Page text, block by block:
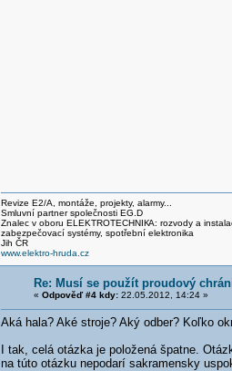
Revize E2/A, montáže, projekty, alarmy...
Smluvní partner společnosti EG.D
Znalec v oboru ELEKTROTECHNIKA: rozvody a
zabezpečovací systémy, spotřební elektronika
Jih ČR
www.elektro-hruda.cz
Re: Musí se použít proudový
« Odpověď #4 kdy:22.05.2012, 14:24 »
Aká hala? Aké stroje? Aký odber? Koľko
I tak, celá otázka je položená špatne.
na túto otázku nepodarí sakramensky